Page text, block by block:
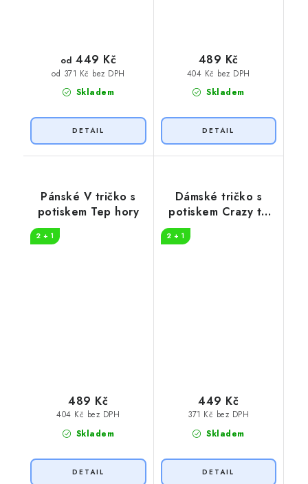
Skladem
od 371 Kč bez DPH
od 449 Kč
Skladem
404 Kč bez DPH
489 Kč
Pánské V tričko s
potiskem Tep hory
2 + 1
Skladem
404 Kč bez DPH
489 Kč
Dámské tričko s
potiskem Crazy to
2 + 1
Skladem
371 Kč bez DPH
449 Kč